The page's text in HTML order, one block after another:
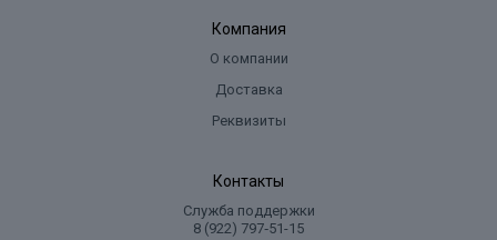
Компания
О компании
Доставка
Реквизиты
Контакты
Служба поддержки
8 (922) 797‑51-15